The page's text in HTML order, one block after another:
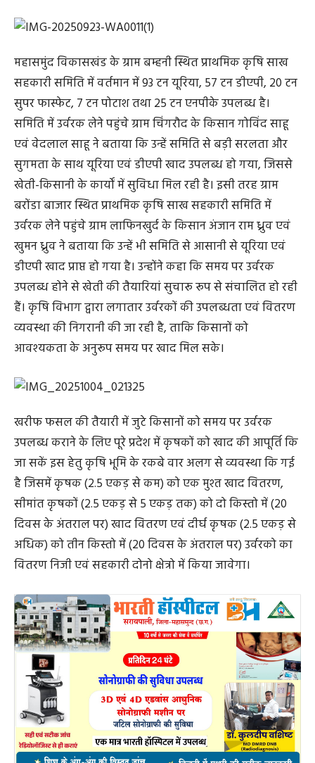
महासमुंद विकासखंड के ग्राम बम्हनी स्थित प्राथमिक कृषि साख
सहकारी समिति में वर्तमान में 93 टन यूरिया, 57 टन डीएपी, 20 टन
सुपर फास्फेट, 7 टन पोटाश तथा 25 टन एनपीके उपलब्ध है।
समिति में उर्वरक लेने पहुंचे ग्राम चिंगरौद के किसान गोविंद साहू
एवं वेदलाल साहू ने बताया कि उन्हें समिति से बड़ी सरलता और
सुगमता के साथ यूरिया एवं डीएपी खाद उपलब्ध हो गया, जिससे
खेती-किसानी के कार्यों में सुविधा मिल रही है। इसी तरह ग्राम
बरोंडा बाजार स्थित प्राथमिक कृषि साख सहकारी समिति में
उर्वरक लेने पहुंचे ग्राम लाफिनखुर्द के किसान अंजान राम ध्रुव एवं
खुमन ध्रुव ने बताया कि उन्हें भी समिति से आसानी से यूरिया एवं
डीएपी खाद प्राप्त हो गया है। उन्होंने कहा कि समय पर उर्वरक
उपलब्ध होने से खेती की तैयारियां सुचारू रूप से संचालित हो रही
हैं। कृषि विभाग द्वारा लगातार उर्वरकों की उपलब्धता एवं वितरण
व्यवस्था की निगरानी की जा रही है, ताकि किसानों को
आवश्यकता के अनुरूप समय पर खाद मिल सके।
खरीफ फसल की तैयारी में जुटे किसानों को समय पर उर्वरक
उपलब्ध कराने के लिए पूरे प्रदेश में कृषकों को खाद की आपूर्ति कि
जा सकें इस हेतु कृषि भूमि के रकबे वार अलग से व्यवस्था कि गई
है जिसमें कृषक (2.5 एकड़ से कम) को एक मुश्त खाद वितरण,
सीमांत कृषकों (2.5 एकड़ से 5 एकड़ तक) को दो किस्तो में (20
दिवस के अंतराल पर) खाद वितरण एवं दीर्घ कृषक (2.5 एकड़ से
अधिक) को तीन किस्तो में (20 दिवस के अंतराल पर) उर्वरको का
वितरण निजी एवं सहकारी दोनो क्षेत्रो में किया जावेगा।